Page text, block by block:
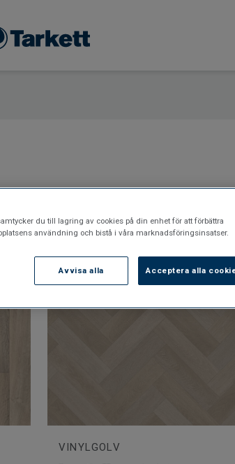
VINYLGOLV
du till lagring av cookies på din enhet för att förbättra
användning och bistå i våra marknadsföringsinsatser.
Avvisa alla Acceptera alla